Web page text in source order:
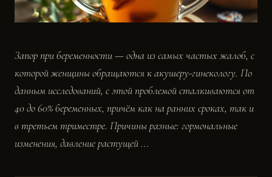
Запор при беременности — одна из самых частых жалоб, с
которой женщины обращаются к акушеру-гинекологу. По
данным исследований, с этой проблемой сталкиваются от
40 до 60% беременных, причём как на ранних сроках, так и
в третьем триместре. Причины разные: гормональные
изменения, давление растущей ...